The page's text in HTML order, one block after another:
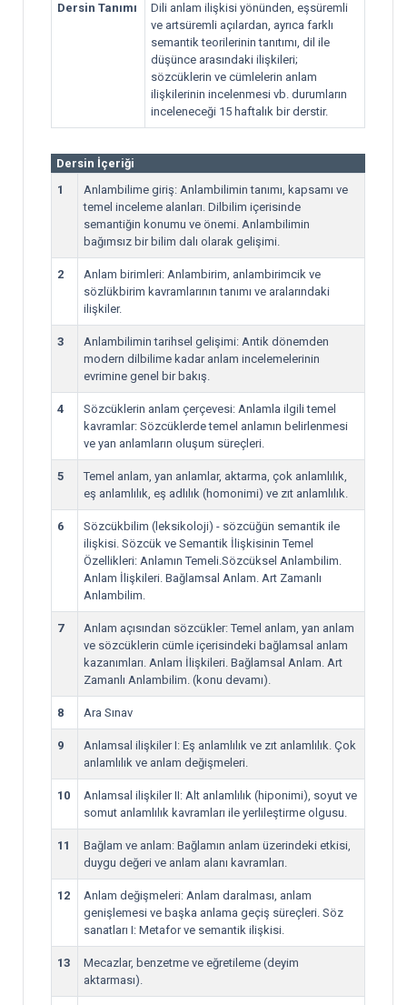
Dersin Tanımı
Dili anlam ilişkisi yönünden, eşsüremli
ve artsüremli açılardan, ayrıca farklı
semantik teorilerinin tanıtımı, dil ile
düşünce arasındaki ilişkileri;
sözcüklerin ve cümlelerin anlam
ilişkilerinin incelenmesi vb. durumların
inceleneceği 15 haftalık bir derstir.
Dersin İçeriği
1
Anlambilime giriş: Anlambilimin tanımı, kapsamı ve
temel inceleme alanları. Dilbilim içerisinde
semantiğin konumu ve önemi. Anlambilimin
bağımsız bir bilim dalı olarak gelişimi.
2
Anlam birimleri: Anlambirim, anlambirimcik ve
sözlükbirim kavramlarının tanımı ve aralarındaki
ilişkiler.
3
Anlambilimin tarihsel gelişimi: Antik dönemden
modern dilbilime kadar anlam incelemelerinin
evrimine genel bir bakış.
4
Sözcüklerin anlam çerçevesi: Anlamla ilgili temel
kavramlar: Sözcüklerde temel anlamın belirlenmesi
ve yan anlamların oluşum süreçleri.
5
Temel anlam, yan anlamlar, aktarma, çok anlamlılık,
eş anlamlılık, eş adlılık (homonimi) ve zıt anlamlılık.
6
Sözcükbilim (leksikoloji) - sözcüğün semantik ile
ilişkisi. Sözcük ve Semantik İlişkisinin Temel
Özellikleri: Anlamın Temeli.Sözcüksel Anlambilim.
Anlam İlişkileri. Bağlamsal Anlam. Art Zamanlı
Anlambilim.
7
Anlam açısından sözcükler: Temel anlam, yan anlam
ve sözcüklerin cümle içerisindeki bağlamsal anlam
kazanımları. Anlam İlişkileri. Bağlamsal Anlam. Art
Zamanlı Anlambilim. (konu devamı).
8 Ara Sınav
9
Anlamsal ilişkiler I: Eş anlamlılık ve zıt anlamlılık. Çok
anlamlılık ve anlam değişmeleri.
10
Anlamsal ilişkiler II: Alt anlamlılık (hiponimi), soyut ve
somut anlamlılık kavramları ile yerlileştirme olgusu.
11
Bağlam ve anlam: Bağlamın anlam üzerindeki etkisi,
duygu değeri ve anlam alanı kavramları.
12
Anlam değişmeleri: Anlam daralması, anlam
genişlemesi ve başka anlama geçiş süreçleri. Söz
sanatları I: Metafor ve semantik ilişkisi.
13
Mecazlar, benzetme ve eğretileme (deyim
aktarması).